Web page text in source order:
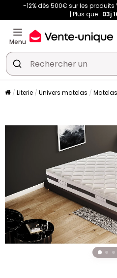
-12% dès 500€ sur les
Plus que : 03j
Menu
Literie Univers matelas Matelas